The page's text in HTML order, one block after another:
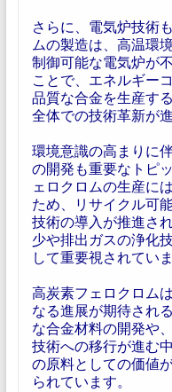
さらに、電気炉技術
ムの製造は、高温環
制御可能な電気炉が
ことで、エネルギー
品質な合金を生産す
全体での技術革新が
環境意識の高まりに
の開発も重要なトピ
ェロクロムの生産に
ため、リサイクル可
技術の導入が推進さ
少や排出ガスの浄化
して重要視されていま
高炭素フェロクロム
なる進展が期待され
な合金材料の開発や
技術への移行が進む
の原料としての価値
られています。